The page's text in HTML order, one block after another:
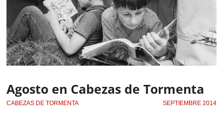
Agosto en Cabezas de Tormenta
CABEZAS DE TORMENTA SEPTIEMBRE 2014